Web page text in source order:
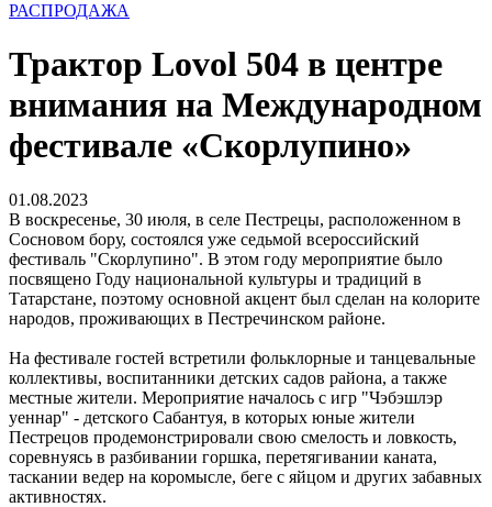
РАСПРОДАЖА
Трактор Lovol 504 в центре
внимания на Международном
фестивале «Скорлупино»
01.08.2023
В воскресенье, 30 июля, в селе Пестрецы, расположенном в
Сосновом бору, состоялся уже седьмой всероссийский
фестиваль "Скорлупино". В этом году мероприятие было
посвящено Году национальной культуры и традиций в
Татарстане, поэтому основной акцент был сделан на колорите
народов, проживающих в Пестречинском районе.
На фестивале гостей встретили фольклорные и танцевальные
коллективы, воспитанники детских садов района, а также
местные жители. Мероприятие началось с игр "Чэбэшлэр
уеннар" - детского Сабантуя, в которых юные жители
Пестрецов продемонстрировали свою смелость и ловкость,
соревнуясь в разбивании горшка, перетягивании каната,
таскании ведер на коромысле, беге с яйцом и других забавных
активностях.